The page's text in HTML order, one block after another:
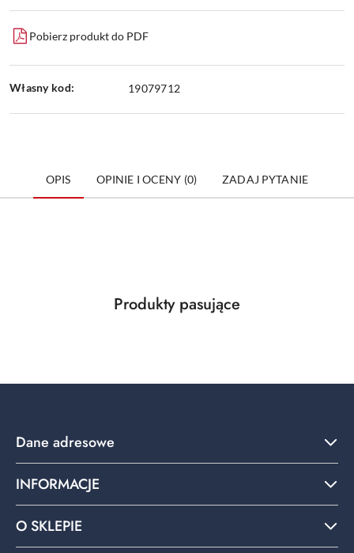
Pobierz produkt do PDF
Własny kod: 19079712
OPIS OPINIE I OCENY (0) ZADAJ PYTANIE
Pomiń karuzelę produktów
Produkty
Produkty pasujące
Dane adresowe
INFORMACJE
O SKLEPIE